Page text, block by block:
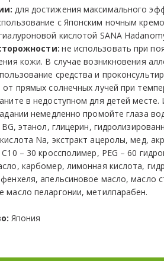
для достижения максимального
с Японским ночным
кислотой SANA
не использовать при
кожи. В случае возникновения
средства и
от прямых солнечных лучей при
в недоступном для детей месте.
немедленно промойте глаза
этанол, глицерин,
Na, экстракт ацеролы, мед,
– 30 кроссполимер, PEG – 60
карбомер, лимонная кислота,
апельсиновое масло, масло
масло пеларгонии, метилпарабен.
Япония